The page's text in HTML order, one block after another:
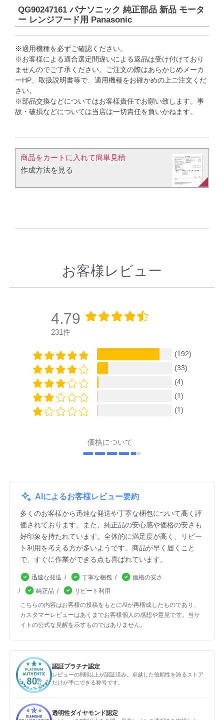
QG90247161 パナソニック 純正部品 新品 モータ
ー レンジフード用 Panasonic
※適用機種を必ずご確認ください。
※お客様による適合選定間違いによる返品は受け付けており
ませんのでご了承ください。ご注文の際はあらかじめメーカ
ーHP、取扱説明書等で、適用機種をお確かめの上ご注文くだ
さい。
※部品交換などについてはお客様責任でお願い致します。事
故・破損などについては当店は一切責任を負いかねます。
商品をカートに入れて簡単見積​
作成方法を見る​​
お客様レビュー
4.79
231件
(192)
(33)
(4)
(1)
(1)
価格について
AIによるお客様レビュー要約
多くのお客様から迅速な発送や丁寧な梱包について高く評
価されております。また、純正品の安心感や価格の安さも
好印象を持たれています。全体的に満足度が高く、リピー
ト利用を考える方が多いようです。商品が早く届くこと
で、すぐに作業ができる点も喜ばれています。
迅速な発送 丁寧な梱包
価格の安さ
純正品
リピート利用
こちらの内容はお客様の投稿をもとにAIが再構成したものであり、
カスタマーレビューはあくまでお客様個人の感想や意見です。当サ
イトの公式な見解を示すものではありません。
認証プラチナ認定
レビューの8割以上が認証済み。卓越した信頼性を誇るストア
だけが手にできる称号です。
透明性ダイヤモンド認定